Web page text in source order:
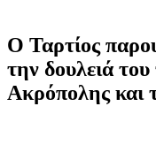
Ο Ταρτίος
την δουλειά
Ακρόπολης και